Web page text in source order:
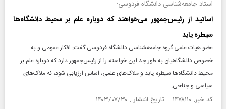
استاد جامعه‌شناسی دانشگاه فردوسی:
اساتید از رئیس‌جمهور می‌خواهند که دوباره علم بر محیط دانشگاه‌ها
سیطره یابد
عضو هیات علمی گروه جامعه‌شناسی دانشگاه فردوسی گفت: افکار عمومی و به
خصوص دانشگاهیان به طور جد این خواسته را از رئیس‌جمهور دارد که دوباره علم بر
محیط دانشگاه‌ها سیطره یابد و ملاک‌های علمی، اساس ارزیابی شود، نه ملاک‌های
سیاسی و جناحی.
کد خبر: ۱۴۷۸۱۱۰ تاریخ انتشار : ۱۴۰۳/۰۷/۳۰